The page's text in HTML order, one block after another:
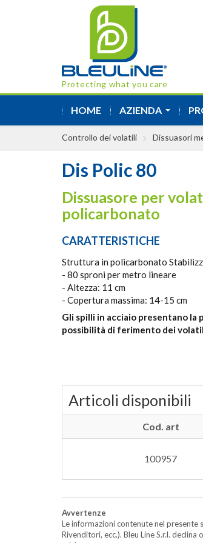
Protecting what you care
HOME AZIENDA
Controllo dei volatili Dissuasori
Dis Polic 80
Dissuasore per
policarbonato
CARATTERISTICHE
Struttura in policarbonato
- 80 sproni per metro lineare
- Altezza: 11 cm
- Copertura massima: 14-15 cm
Gli spilli in acciaio presentano
possibilità di ferimento dei
Articoli disponibili
Cod. art
100957
Avvertenze
Le informazioni contenute nel
Rivenditori, ecc.). Bleu Line S.r.l.